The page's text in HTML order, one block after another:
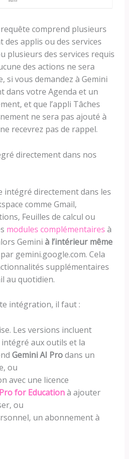
comprend plusieurs
des applis ou des services
plusieurs des services requis
des actions ne sera
si vous demandez à Gemini
dans votre Agenda et un
et que l’appli Tâches
ne sera pas ajouté à
recevrez pas de rappel.
directement dans nos
intégré directement dans les
comme Gmail,
Feuilles de calcul ou
modules complémentaires à
Gemini à l’intérieur même
gemini.google.com. Cela
supplémentaires
au quotidien.
intégration, il faut :
Les versions incluent
aux outils et la
Gemini AI Prodans un
ou
avec une licence
for Educationà ajouter
ou
un abonnement à